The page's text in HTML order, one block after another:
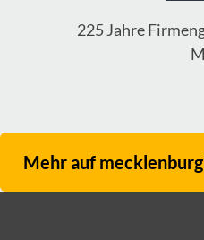
225 Jahre
Mehr auf